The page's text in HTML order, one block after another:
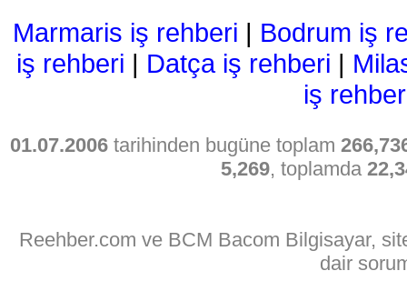
Marmaris iş rehberi | Bodrum iş
iş rehberi | Datça iş rehberi |
iş
01.07.2006 tarihinden bugüne toplam
5,269, toplamda
Reehber.com ve BCM Bacom Bilgisayar,
dair